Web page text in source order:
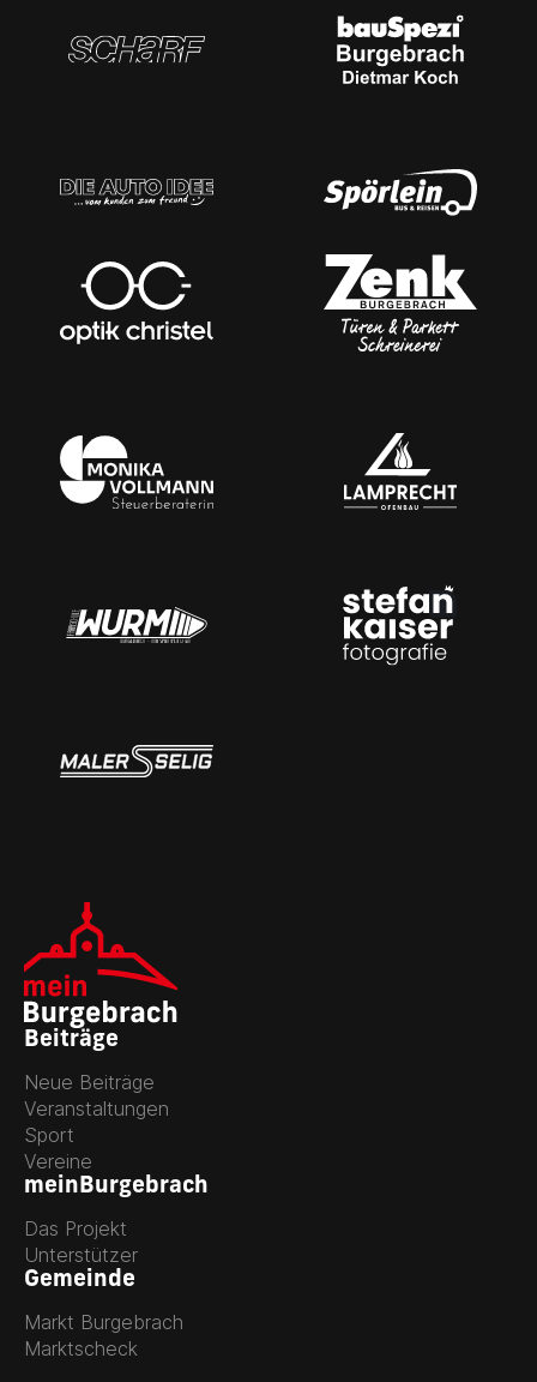
Beiträge
Neue Beiträge
Veranstaltungen
Sport
Vereine
meinBurgebrach
Das Projekt
Unterstützer
Gemeinde
Markt Burgebrach
Marktscheck